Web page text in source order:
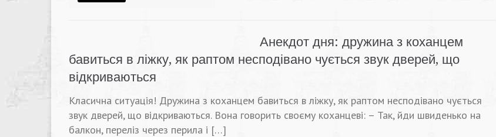
Анекдот дня: дружина з коханцем
бавиться в ліжку, як раптом несподівано чується звук дверей, що
відкриваються
Класична ситуація! Дружина з коханцем бавиться в ліжку, як раптом несподівано чується
звук дверей, що відкриваються. Вона говорить своєму коханцеві: – Так, йди швиденько на
балкон, переліз через перила і […]